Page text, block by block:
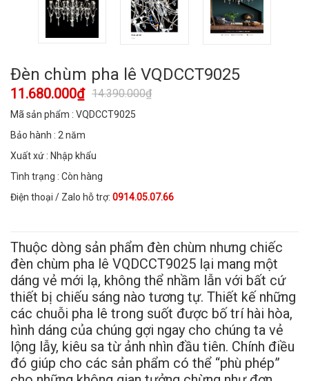
Đèn chùm pha lê VQDCCT9025
11.680.000₫ 14.390.000₫
Mã sản phẩm : VQDCCT9025
Bảo hành : 2 năm
Xuất xứ : Nhập khẩu
Tình trạng : Còn hàng
Điện thoại / Zalo hỗ trợ: 0914.05.07.66
Thuộc dòng sản phẩm đèn chùm nhưng chiếc
đèn chùm pha lê VQDCCT9025 lại mang một
dáng vẻ mới lạ, không thể nhầm lẫn với bất cứ
thiết bị chiếu sáng nào tương tự. Thiết kế những
các chuỗi pha lê trong suốt được bố trí hài hòa,
hình dáng của chúng gợi ngay cho chúng ta vẻ
lộng lẫy, kiêu sa từ ảnh nhìn đầu tiên. Chính điều
đó giúp cho các sản phẩm có thể “phù phép”